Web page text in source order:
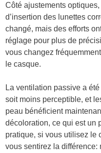
Côté ajustements
d’insertion des lunettes
changé, mais des efforts
réglage pour plus de
vous changez
le casque.
La ventilation passive a
soit moins perceptible, et
peau bénéficient
décoloration, ce qui est un
pratique, si vous utilisez le
vous sentirez la